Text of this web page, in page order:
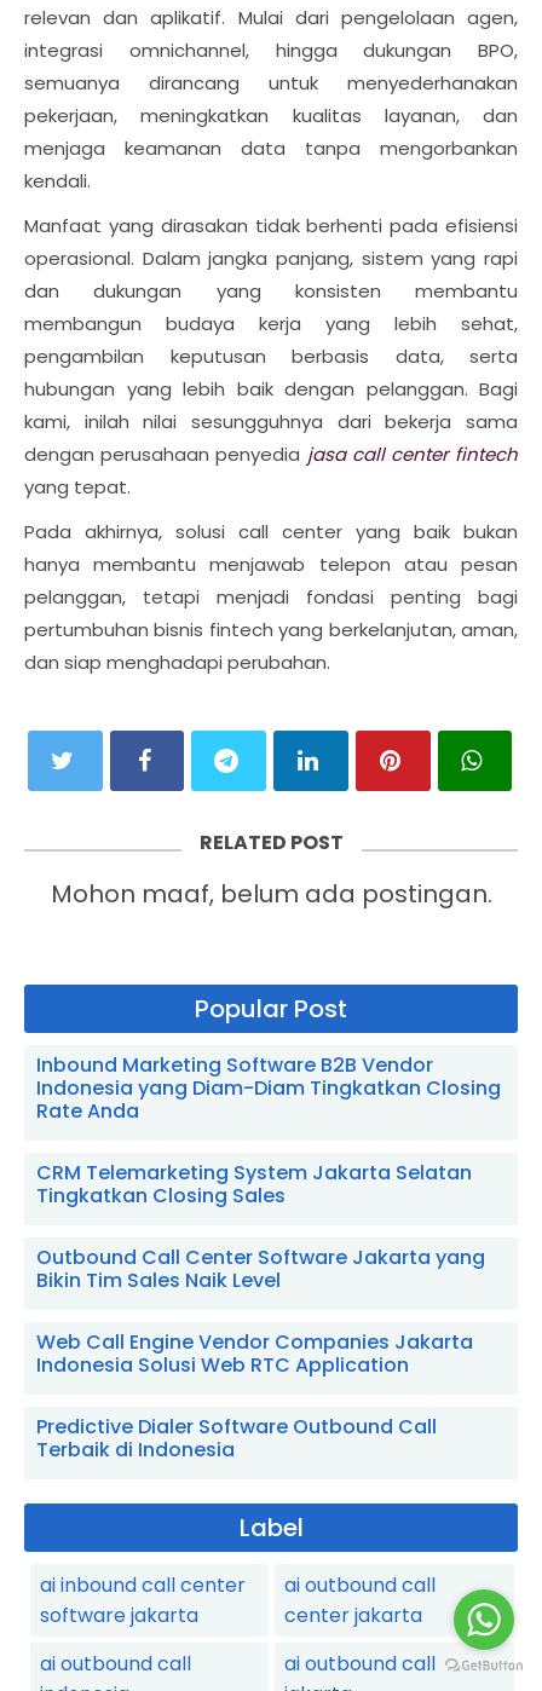
relevan dan aplikatif. Mulai dari pengelolaan agen,
integrasi omnichannel, hingga dukungan BPO,
semuanya dirancang untuk menyederhanakan
pekerjaan, meningkatkan kualitas layanan, dan
menjaga keamanan data tanpa mengorbankan
kendali.
Manfaat yang dirasakan tidak berhenti pada efisiensi
operasional. Dalam jangka panjang, sistem yang rapi
dan dukungan yang konsisten membantu
membangun budaya kerja yang lebih sehat,
pengambilan keputusan berbasis data, serta
hubungan yang lebih baik dengan pelanggan. Bagi
kami, inilah nilai sesungguhnya dari bekerja sama
dengan perusahaan penyedia jasa call center fintech
yang tepat.
Pada akhirnya, solusi call center yang baik bukan
hanya membantu menjawab telepon atau pesan
pelanggan, tetapi menjadi fondasi penting bagi
pertumbuhan bisnis fintech yang berkelanjutan, aman,
dan siap menghadapi perubahan.
RELATED POST
Mohon maaf, belum ada postingan.
Popular Post
Inbound Marketing Software B2B Vendor
Indonesia yang Diam-Diam Tingkatkan Closing
Rate Anda
CRM Telemarketing System Jakarta Selatan
Tingkatkan Closing Sales
Outbound Call Center Software Jakarta yang
Bikin Tim Sales Naik Level
Web Call Engine Vendor Companies Jakarta
Indonesia Solusi Web RTC Application
Predictive Dialer Software Outbound Call
Terbaik di Indonesia
Label
ai inbound call center
software jakarta
ai outbound call
center jakarta
ai outbound call
ai outbound call